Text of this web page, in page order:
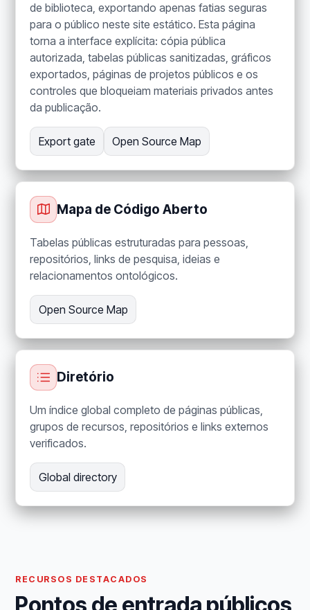
de biblioteca, exportando apenas fatias seguras
para o público neste site estático. Esta página
torna a interface explícita: cópia pública
autorizada, tabelas públicas sanitizadas, gráficos
exportados, páginas de projetos públicos e os
controles que bloqueiam materiais privados antes
da publicação.
Export gate Open Source Map
Mapa de Código Aberto
Tabelas públicas estruturadas para pessoas,
repositórios, links de pesquisa, ideias e
relacionamentos ontológicos.
Open Source Map
Diretório
Um índice global completo de páginas públicas,
grupos de recursos, repositórios e links externos
verificados.
Global directory
RECURSOS DESTACADOS